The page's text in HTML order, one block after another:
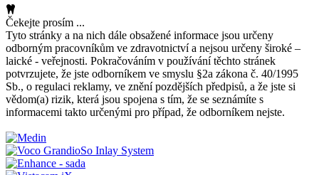
Čekejte prosím ...
Tyto stránky a na nich dále obsažené informace jsou určeny
odborným pracovníkům ve zdravotnictví a nejsou určeny široké –
laické - veřejnosti. Pokračováním v používání těchto stránek
potvrzujete, že jste odborníkem ve smyslu §2a zákona č. 40/1995
Sb., o regulaci reklamy, ve znění pozdějších předpisů, a že jste si
vědom(a) rizik, která jsou spojena s tím, že se seznámíte s
informacemi takto určenými pro případ, že odborníkem nejste.